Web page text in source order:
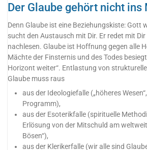
Der Glaube gehört nicht ins
Denn Glaube ist eine Beziehungskiste: Gott
sucht den Austausch mit Dir. Er redet mit
nachlesen. Glaube ist Hoffnung gegen alle
Mächte der Finsternis und des Todes
Horizont weiter“. Entlastung von
Glaube muss raus
aus der Ideologiefalle („höheres
Programm),
aus der Esoterikfalle (spirituelle
Erlösung von der Mitschuld am
Bösen“),
aus der Klerikerfalle (wir alle sind